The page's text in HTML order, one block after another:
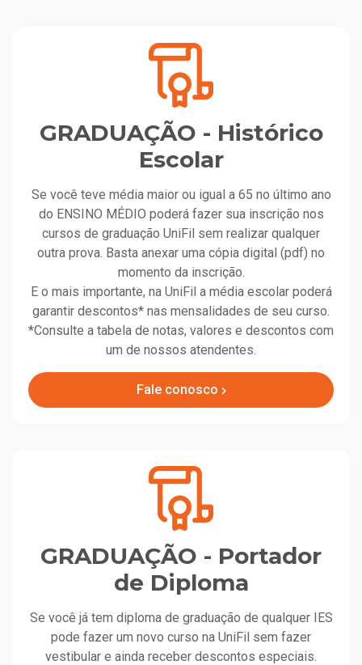
GRADUAÇÃO - Histórico
Escolar
Se você teve média maior ou igual a 65 no último ano
do ENSINO MÉDIO poderá fazer sua inscrição nos
cursos de graduação UniFil sem realizar qualquer
outra prova. Basta anexar uma cópia digital (pdf) no
momento da inscrição.
E o mais importante, na UniFil a média escolar poderá
garantir descontos* nas mensalidades de seu curso.
*Consulte a tabela de notas, valores e descontos com
um de nossos atendentes.
Fale conosco
GRADUAÇÃO - Portador
de Diploma
Se você já tem diploma de graduação de qualquer IES
pode fazer um novo curso na UniFil sem fazer
vestibular e ainda receber descontos especiais.